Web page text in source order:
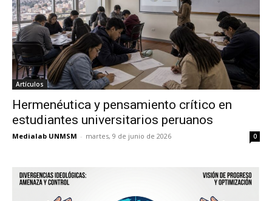
Artículos
Hermenéutica y pensamiento crítico en
estudiantes universitarios peruanos
Medialab UNMSM - martes, 9 de junio de 2026 0